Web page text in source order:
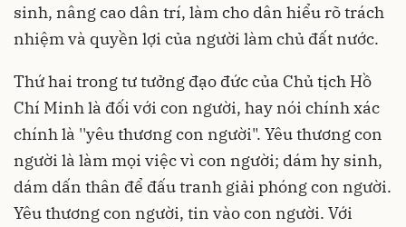
sinh, nâng cao dân trí, làm cho dân hiểu rõ trách
nhiệm và quyền lợi của người làm chủ đất nước.
Thứ hai trong tư tưởng đạo đức của Chủ tịch Hồ
Chí Minh là đối với con người, hay nói chính xác
chính là ''yêu thương con người". Yêu thương con
người là làm mọi việc vì con người; dám hy sinh,
dám dấn thân để đấu tranh giải phóng con người.
Yêu thương con người, tin vào con người. Với